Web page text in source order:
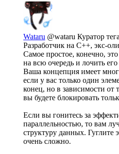
Wataru @wataru Куратор
Разработчик на С++, экс-
Самое простое, конечно,
на всю очередь и лочить
Ваша концепция имеет
если у вас только один
конец, но в зависимости от
вы будете блокировать
Если вы гонитесь за
параллельностью, то вам
структуру данных. Гуглите
очень сложно.